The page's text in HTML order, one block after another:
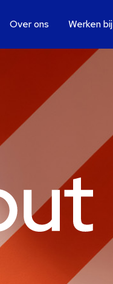
Over ons Werken bij